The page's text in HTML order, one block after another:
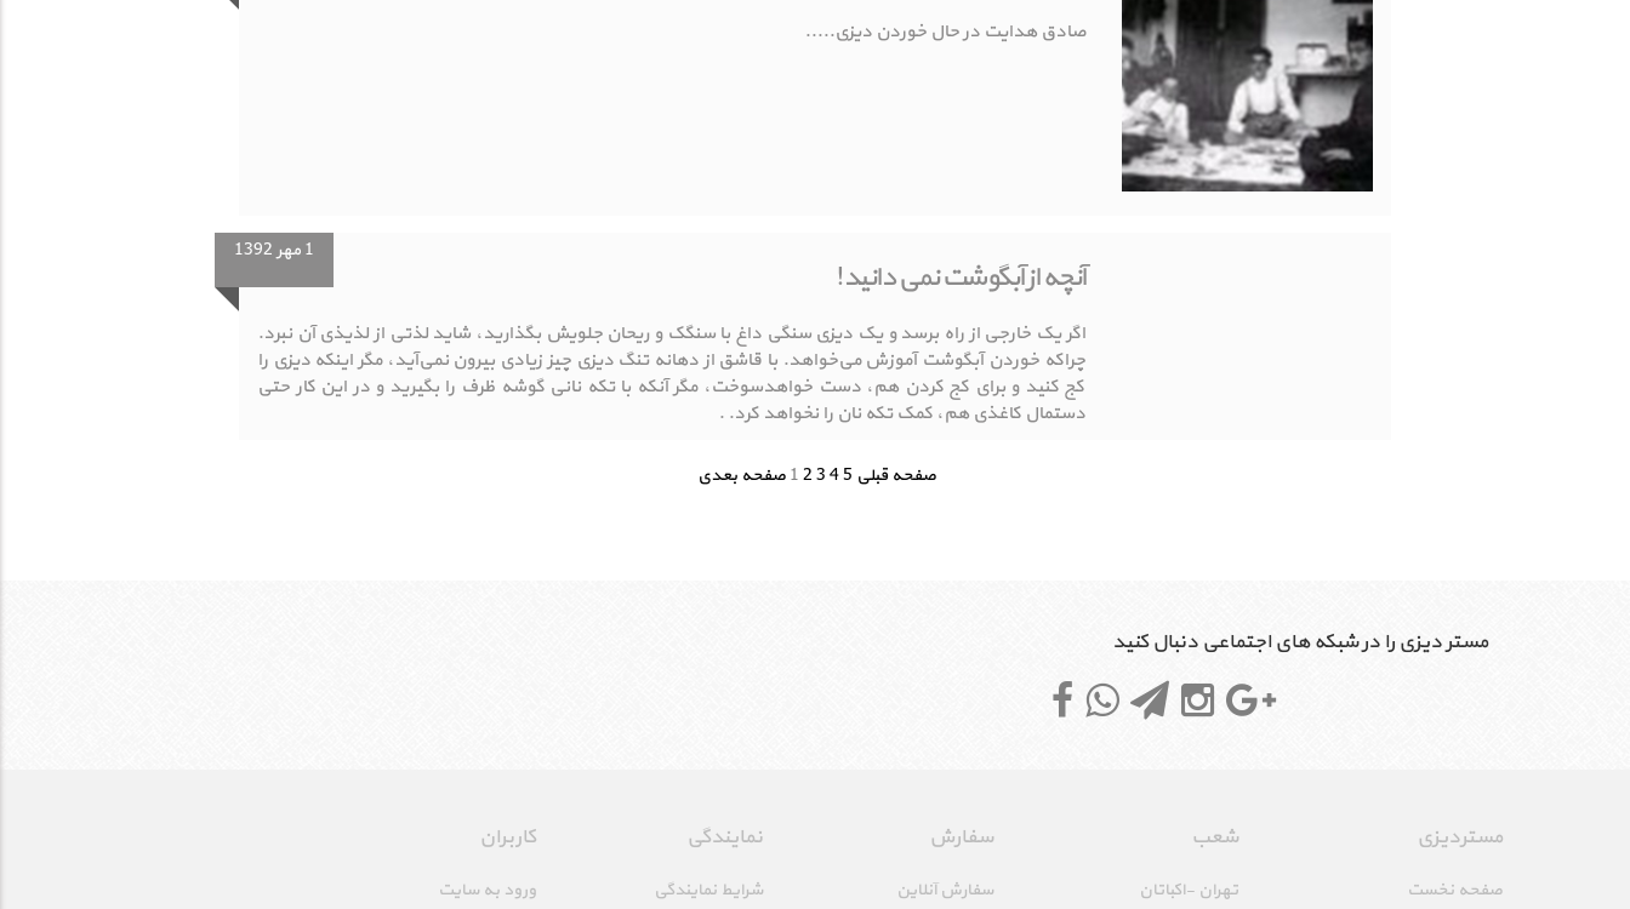
صادق هدایت در حال خوردن دیزی.....
آنچه از آبگوشت نمی دانید!
1 مهر 1392
اگر یک خارجی از راه برسد و یک دیزی سنگی داغ با سنگک و ریحان جلویش بگذارید، شاید لذتی از لذیذی آن نبرد.
چراکه خوردن آبگوشت آموزش می‌خواهد. با قاشق از دهانه تنگ دیزی چیز زیادی بیرون نمی‌آید، مگر اینکه دیزی را
کج کنید و برای کج کردن هم، دست خواهد‌سوخت، مگر آنکه با تکه نانی گوشه ظرف را بگیرید و در این کار حتی
دستمال کاغذی هم، کمک تکه نان را نخواهد کرد. .
صفحه قبلی 12345 صفحه بعدی
مستر دیزی را در شبکه های اجتماعی دنبال کنید
مستردیزی
صفحه نخست
شعب
تهران -اکباتان
سفارش
سفارش آنلاین
نمایندگی
شرایط نمایندگی
کاربران
ورود به سایت